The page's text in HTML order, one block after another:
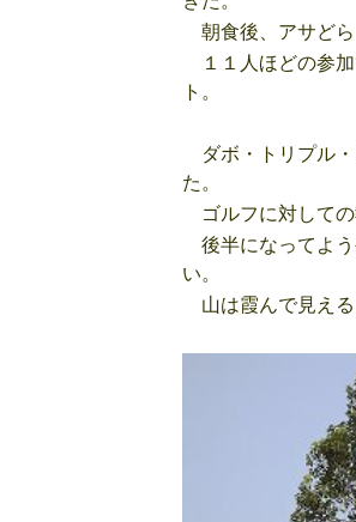
朝食後、アサどら
１１人ほどの参加
ト。
ダボ・トリプル・
た。
ゴルフに対しての
後半になってよう
い。
山は霞んで見える